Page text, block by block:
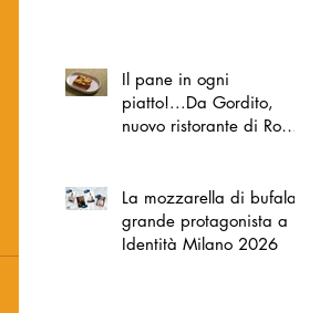
Il pane in ogni
piatto!...Da Gordito,
nuovo ristorante di Roma
La mozzarella di bufala
grande protagonista a
Identità Milano 2026